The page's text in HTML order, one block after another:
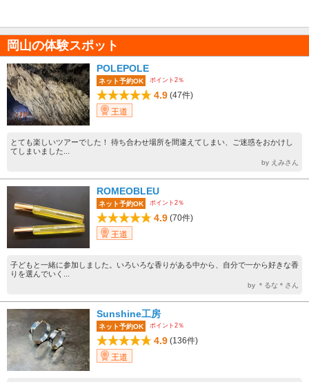
岡山の体験スポット
POLEPOLE
ネット予約OK ポイント2％
4.9 (47件)
王道
とても楽しいツアーでした！ 待ち合わせ場所を間違えてしまい、ご迷惑をおかけし
てしまいました...
by えみさん
ROMEOBLEU
ネット予約OK ポイント2％
4.9 (70件)
王道
子どもと一緒に参加しました。いろいろな香りがある中から、自分で一から好きな香
りを選んでいく...
by ＊るな＊さん
Sunshine工房
ネット予約OK ポイント2％
4.9 (136件)
王道